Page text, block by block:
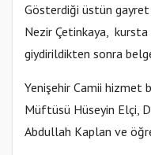
Gösterdiği üstün gayret
Nezir Çetinkaya,
giydirildikten sonra
Yenişehir Camii hizmet
Müftüsü Hüseyin Elçi,
Abdullah Kaplan ve